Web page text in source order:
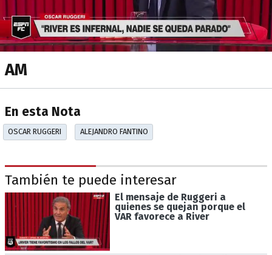
AM
En esta Nota
OSCAR RUGGERI ALEJANDRO FANTINO
También te puede interesar
El mensaje de Ruggeri a
quienes se quejan porque el
VAR favorece a River